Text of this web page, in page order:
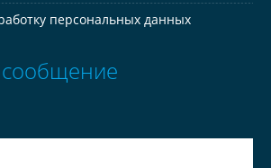
персональных данных